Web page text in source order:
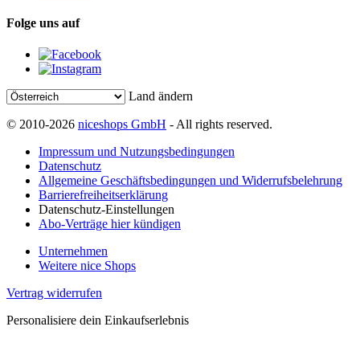
Folge uns auf
Land ändern
© 2010-2026 niceshops GmbH - All rights reserved.
Impressum und Nutzungsbedingungen
Datenschutz
Allgemeine Geschäftsbedingungen und Widerrufsbelehrung
Barrierefreiheitserklärung
Datenschutz-Einstellungen
Abo-Verträge hier kündigen
Unternehmen
Weitere nice Shops
Vertrag widerrufen
Personalisiere dein Einkaufserlebnis